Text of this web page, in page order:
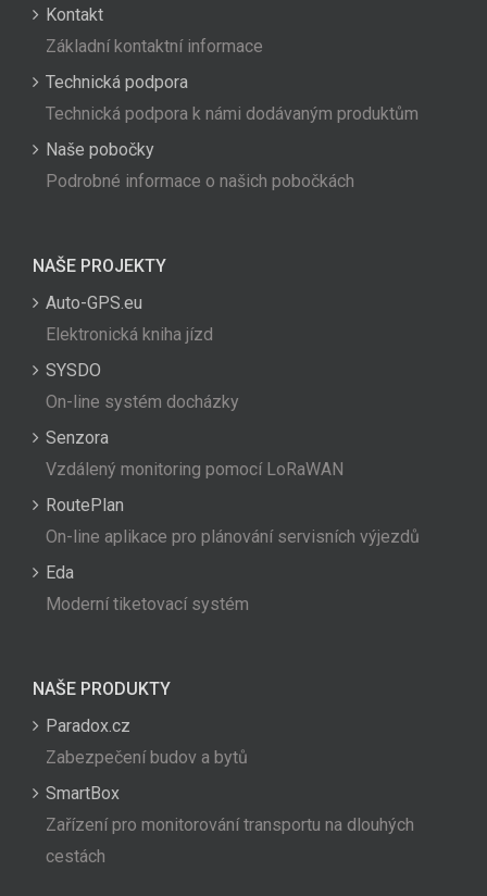
Kontakt
Základní kontaktní informace
Technická podpora
Technická podpora k námi dodávaným produktům
Naše pobočky
Podrobné informace o našich pobočkách
NAŠE PROJEKTY
Auto-GPS.eu
Elektronická kniha jízd
SYSDO
On-line systém docházky
Senzora
Vzdálený monitoring pomocí LoRaWAN
RoutePlan
On-line aplikace pro plánování servisních výjezdů
Eda
Moderní tiketovací systém
NAŠE PRODUKTY
Paradox.cz
Zabezpečení budov a bytů
SmartBox
Zařízení pro monitorování transportu na dlouhých
cestách